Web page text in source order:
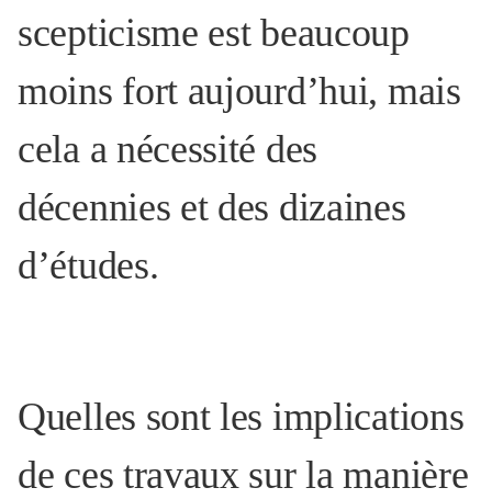
scepticisme est beaucoup
moins fort aujourd’hui, mais
cela a nécessité des
décennies et des dizaines
d’études.
Quelles sont les implications
de ces travaux sur la manière